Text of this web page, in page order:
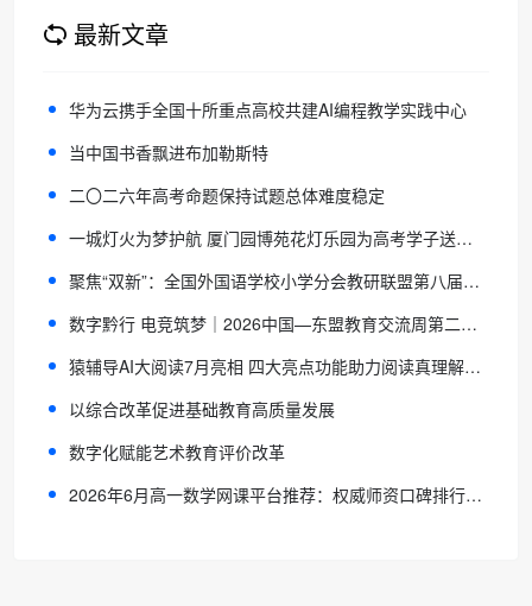
最新文章
华为云携手全国十所重点高校共建AI编程教学实践中心
当中国书香飘进布加勒斯特
二〇二六年高考命题保持试题总体难度稳定
一城灯火为梦护航 厦门园博苑花灯乐园为高考学子送上暖心祝福
聚焦“双新”：全国外国语学校小学分会教研联盟第八届研讨会在济南举行
数字黔行 电竞筑梦｜2026中国—东盟教育交流周第二届Z世代贵州高校电竞联赛在贵州开放大学正式启动
猿辅导AI大阅读7月亮相 四大亮点功能助力阅读真理解、真表达
以综合改革促进基础教育高质量发展
数字化赋能艺术教育评价改革
2026年6月高一数学网课平台推荐：权威师资口碑排行榜，拔高训练拉开决定性差距